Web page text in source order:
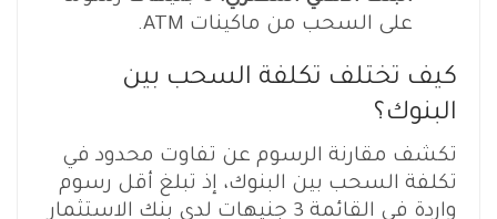
على السحب من ماكينات ATM.
كيف تختلف تكلفة السحب بين
البنوك؟
تكشف مقارنة الرسوم عن تفاوت محدود في
تكلفة السحب بين البنوك، إذ تبلغ أقل رسوم
واردة في القائمة 3 جنيهات لدى بنك الاستثمار